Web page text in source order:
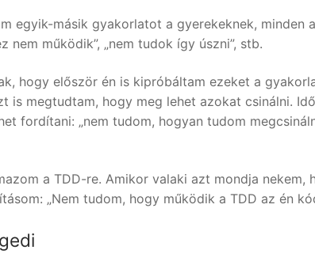
egyik-másik gyakorlatot a gyerekeknek, minden
nem működik”, „nem tudok így úszni”, stb.
hogy először én is kipróbáltam ezeket a
is megtudtam, hogy meg lehet azokat csinálni.
fordítani: „nem tudom, hogyan tudom
a TDD-re. Amikor valaki azt mondja nekem,
„Nem tudom, hogy működik a TDD az én